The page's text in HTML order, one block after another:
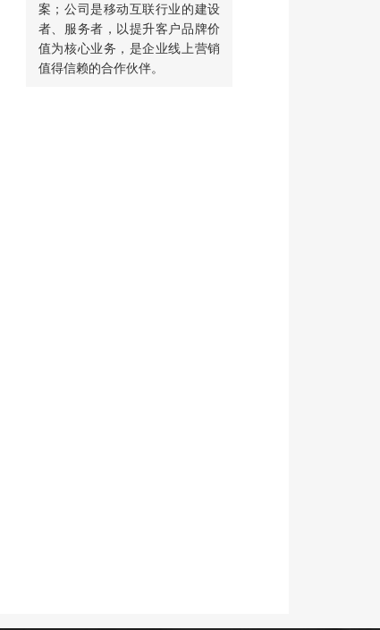
案；公司是移动互联行业的建设
者、服务者，以提升客户品牌价
值为核心业务，是企业线上营销
值得信赖的合作伙伴。